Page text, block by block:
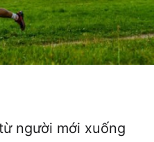
người mới xuống